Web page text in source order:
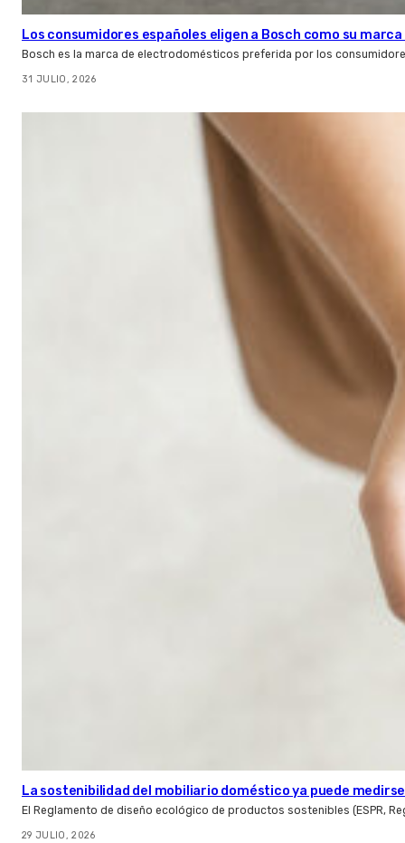
Los consumidores españoles eligen a Bosch como su
Bosch es la marca de electrodomésticos preferida por los
31 JULIO, 2026
La sostenibilidad del mobiliario doméstico ya puede
El Reglamento de diseño ecológico de productos sostenibles (ESPR,
29 JULIO, 2026